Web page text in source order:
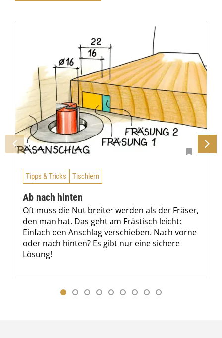
Tipps & Tricks Tischlern
Ab nach hinten
Oft muss die Nut breiter werden als der Fräser,
den man hat. Das geht am Frästisch leicht:
Einfach den Anschlag verschieben. Nach vorne
oder nach hinten? Es gibt nur eine sichere
Lösung!